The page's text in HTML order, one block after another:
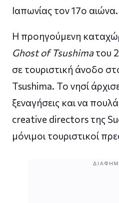
Ιαπωνίας τον 17ο αιώνα.
Η προηγούμενη
Ghost of Tsushimaτου
σε τουριστική άνοδο
Tsushima. Το νησί
ξεναγήσεις και να
creative directors της
μόνιμοι τουριστικοί